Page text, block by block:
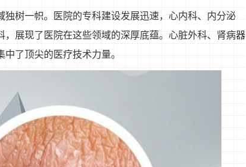
树一帜。医院的专科建设发展迅速，心内科、内分泌
展现了医院在这些领域的深厚底蕴。心脏外科、肾病器
了顶尖的医疗技术力量。